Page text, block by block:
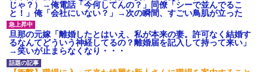
ション鳴らしてんだ！降りてこ
いよ！」と怒鳴りだし...
【衝撃】報酬100万円超の治験
募集がこちらｗｗｗｗｗ(※画像
あり)
【ネット騒然】惨殺されたタ
ワマン頂き女子のこの動画、す
じゃ？）→俺電話「今何してんの？」同僚「シーで並んでるこ
と！」俺「会社にいない？」→次の瞬間、すごい鳥肌が立った
旦那の元嫁「離婚したとはいえ、私が本来の妻。許可なく結婚す
るなんてどういう神経してるの？離婚届を記入して持って来い」
→笑いが止まらなくなり・・・